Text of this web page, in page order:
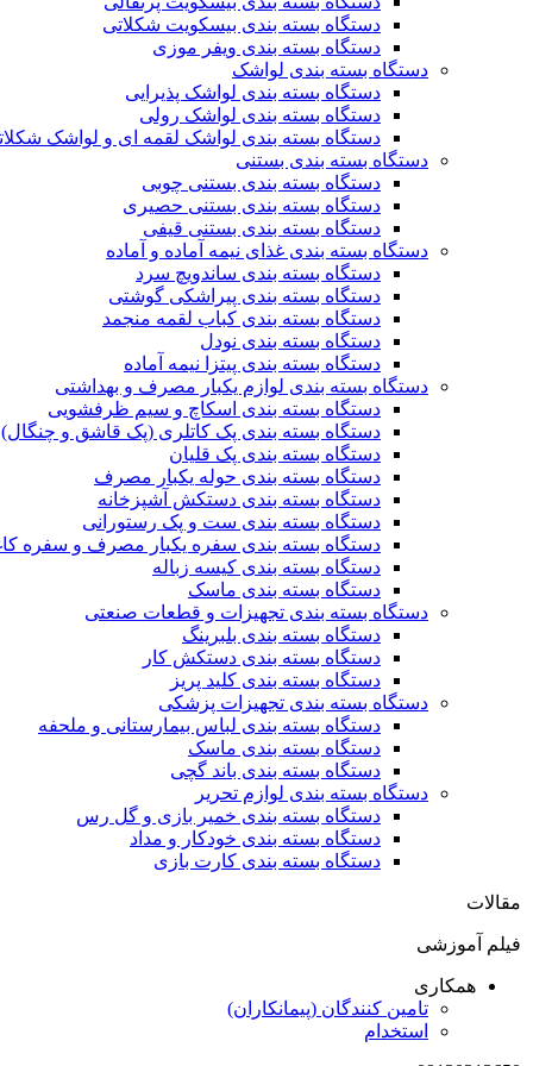
دستگاه بسته بندی بیسکویت شکلاتی
دستگاه بسته بندی ویفر موزی
دستگاه بسته بندی لواشک
دستگاه بسته بندی لواشک پذیرایی
دستگاه بسته بندی لواشک رولی
دستگاه بسته بندی لواشک لقمه ای و لواشک
دستگاه بسته بندی بستنی
دستگاه بسته بندی بستنی چوبی
دستگاه بسته بندی بستنی حصیری
دستگاه بسته بندی بستنی قیفی
دستگاه بسته بندی غذای نیمه آماده و آماده
دستگاه بسته بندی ساندویچ سرد
دستگاه بسته بندی پیراشکی گوشتی
دستگاه بسته بندی کباب لقمه منجمد
دستگاه بسته بندی نودل
دستگاه بسته بندی پیتزا نیمه آماده
دستگاه بسته بندی لوازم یکبار مصرف و بهداشتی
دستگاه بسته بندی اسکاچ و سیم ظرفشویی
دستگاه بسته بندی پک کاتلری (پک قاشق و چنگال)
دستگاه بسته بندی پک قلیان
دستگاه بسته بندی حوله یکبار مصرف
دستگاه بسته بندی دستکش آشپزخانه
دستگاه بسته بندی ست و پک رستورانی
دستگاه بسته بندی سفره یکبار مصرف و سفره
دستگاه بسته بندی کیسه زباله
دستگاه بسته بندی ماسک
دستگاه بسته بندی تجهیزات و قطعات صنعتی
دستگاه بسته بندی بلبرینگ
دستگاه بسته بندی دستکش کار
دستگاه بسته بندی کلید پریز
دستگاه بسته بندی تجهیزات پزشکی
دستگاه بسته بندی لباس بیمارستانی و ملحفه
دستگاه بسته بندی ماسک
دستگاه بسته بندی باند گچی
دستگاه بسته بندی لوازم تحریر
دستگاه بسته بندی خمیر بازی و گل رس
دستگاه بسته بندی خودکار و مداد
دستگاه بسته بندی کارت بازی
مقالات
فیلم آموزشی
همکاری
تامین کنندگان (پیمانکاران)
استخدام